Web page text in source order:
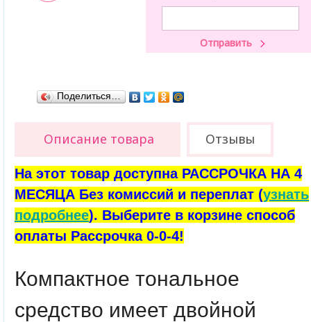
Поделиться…
Описание товара Отзывы
На этот товар доступна РАССРОЧКА НА 4
МЕСЯЦА Без комиссий и переплат (узнать
подробнее). Выберите в корзине способ
оплаты Рассрочка 0-0-4!
Компактное тональное
средство имеет двойной